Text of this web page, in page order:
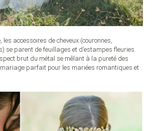
accessoires de cheveux (couronnes,
se parent de feuillages et d’estampes fleuries.
brut du métal se mêlant à la pureté des
parfait pour les mariées romantiques et